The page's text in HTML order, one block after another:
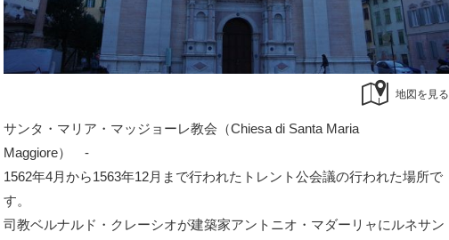
地図を見る
サンタ・マリア・マッジョーレ教会（Chiesa di Santa Maria
Maggiore） -
1562年4月から1563年12月まで行われたトレント公会議の行われた場所で
す。
司教ベルナルド・クレーシオが建築家アントニオ・マダーリャにルネサン